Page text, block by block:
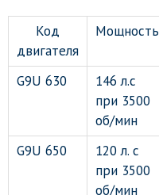
Код
двигателя
Мощность
G9U 630
146 л.с
при 3500
об/мин
G9U 650
120 л. с
при 3500
об/мин